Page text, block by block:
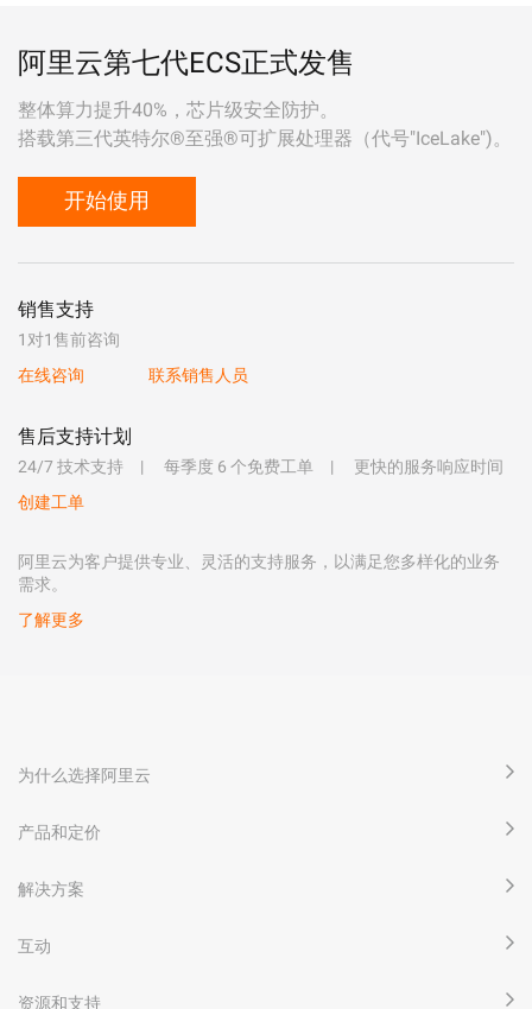
阿里云第七代ECS正式发售
整体算力提升40%，芯片级安全防护。
搭载第三代英特尔®至强®可扩展处理器（代号"IceLake")。
开始使用
销售支持
1对1售前咨询
在线咨询
联系销售人员
售后支持计划
24/7 技术支持 每季度 6 个免费工单
更快的服务响应时间
创建工单
阿里云为客户提供专业、灵活的支持服务，以满足您多样化的业务
需求。
了解更多
为什么选择阿里云
产品和定价
解决方案
互动
资源和支持